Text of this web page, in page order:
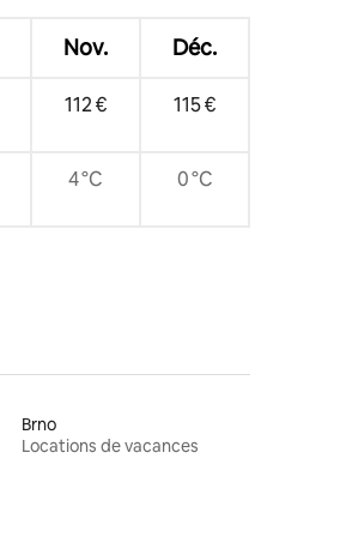
Nov. Déc.
112 € 115 €
4 °C 0 °C
Brno
Locations de vacances